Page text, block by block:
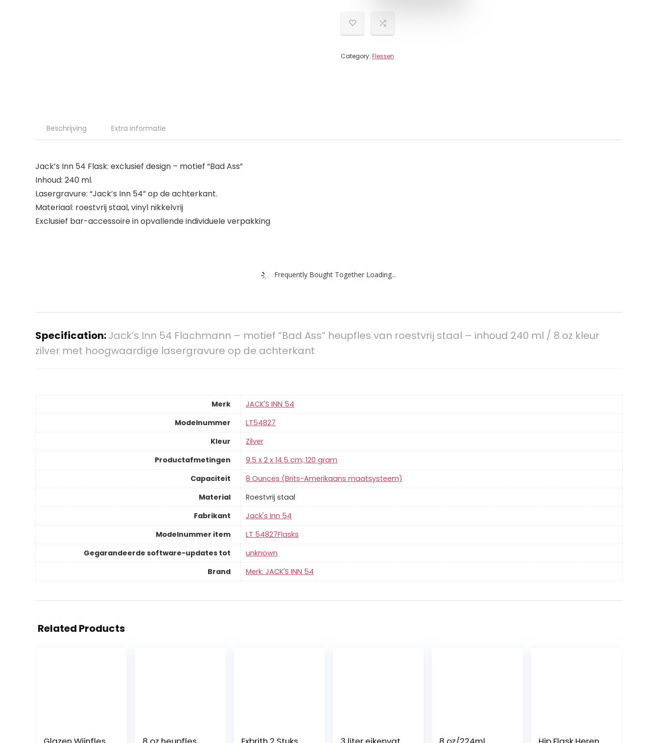
Category: Flessen
Beschrijving Extra informatie
Jack’s Inn 54 Flask: exclusief design – motief “Bad Ass”
Inhoud: 240 ml.
Lasergravure: “Jack’s Inn 54” op de achterkant.
Materiaal: roestvrij staal, vinyl nikkelvrij
Exclusief bar-accessoire in opvallende individuele verpakking
Frequently Bought Together Loading...
Specification:Jack’s Inn 54 Flachmann – motief “Bad Ass” heupfles van roestvrij staal – inhoud 240 ml / 8 oz kleur
zilver met hoogwaardige lasergravure op de achterkant
Merk
‎JACK'S INN 54
Modelnummer
‎LT54827
Kleur
‎Zilver
Productafmetingen
‎9.5 x 2 x 14.5 cm; 120 gram
Capaciteit
‎8 Ounces (Brits-Amerikaans maatsysteem)
Material
‎Roestvrij staal
Fabrikant
‎Jack's Inn 54
Modelnummer item
‎LT 54827Flasks
Gegarandeerde software-updates tot
‎unknown
Brand
Merk: JACK'S INN 54
Related Products